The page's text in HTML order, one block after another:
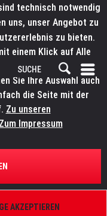
investieren
0 Kommentare
technisch notwendig
uns, unser Angebot zu
zu bieten.
einem Klick auf Alle
finden Sie in den
Sie Ihre Auswahl auch
die Seite mit der
Zu unseren
Zum Impressum
AKZEPTIEREN